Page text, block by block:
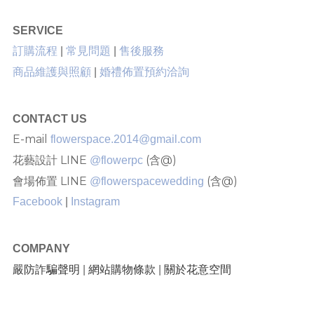
SERVICE
訂購流程
常見問題 售後服務
商品維護與照顧 婚禮佈置預約洽詢
CONTACT US
E-mail flowerspace.2014@gmail.com
花藝設計 LINE @flowerpc (含@)
會場佈置 LINE @flowerspacewedding (含@)
Facebook Instagram
COMPANY
嚴防詐騙聲明 網站購物條款 關於花意空間